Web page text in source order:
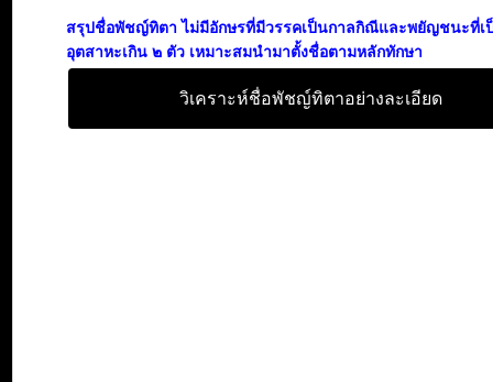
สรุปชื่อพัชญ์ทิตา ไม่มีอักษรที่มีวรรคเป็นกาลกิณีและพยัญชนะที่เ
อุตสาหะเกิน ๒ ตัว เหมาะสมนำมาตั้งชื่อตามหลักทักษา
วิเคราะห์ชื่อพัชญ์ทิตาอย่างละเอียด